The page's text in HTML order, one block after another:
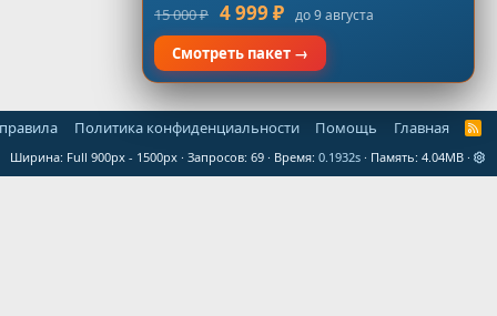
Политика конфиденциальности Помощь Главная
R
S
Ширина Запросов 69 Время 0.1932s Память 4.04MB
15 000 ₽ 4 999 ₽ до 9 августа
Смотреть пакет →